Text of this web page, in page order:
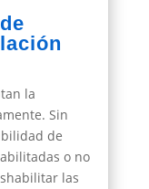
la
Sin
de
o no
las